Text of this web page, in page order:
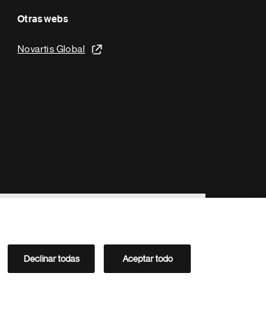
Otras webs
Novartis Global
Directorio de Novartis
Declinar todas Aceptar todo